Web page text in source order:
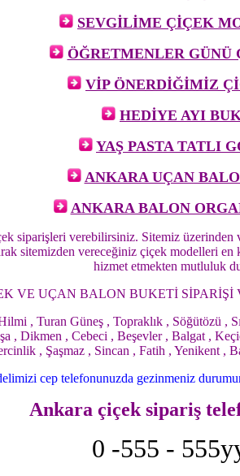
SEVGİLİME ÇİÇEK
ÖĞRETMENLER GÜNÜ
VİP ÖNERDİĞİMİZ
HEDİYE AYI
YAŞ PASTA TATLI
ANKARA UÇAN
ANKARA BALON
siparişleri verebilirsiniz. Sitemiz
sitemizden vereceğiniz çiçek modelleri
hizmet etmekten mutluluk
VE UÇAN BALON BUKETİ SİPARİŞİ
, Turan Güneş , Topraklık , Söğütözü ,
, Dikmen , Cebeci , Beşevler , Balgat ,
, Şaşmaz , Sincan , Fatih , Yenikent ,
cep telefonunuzda gezinmeniz
Ankara çiçek sipariş
0 -555 -